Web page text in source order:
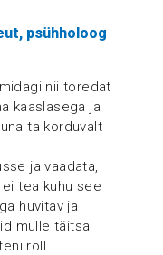
psühholoog
nii toredat
kaaslasega ja
ta korduvalt
ja vaadata,
tea kuhu see
huvitav ja
mulle täitsa
roll